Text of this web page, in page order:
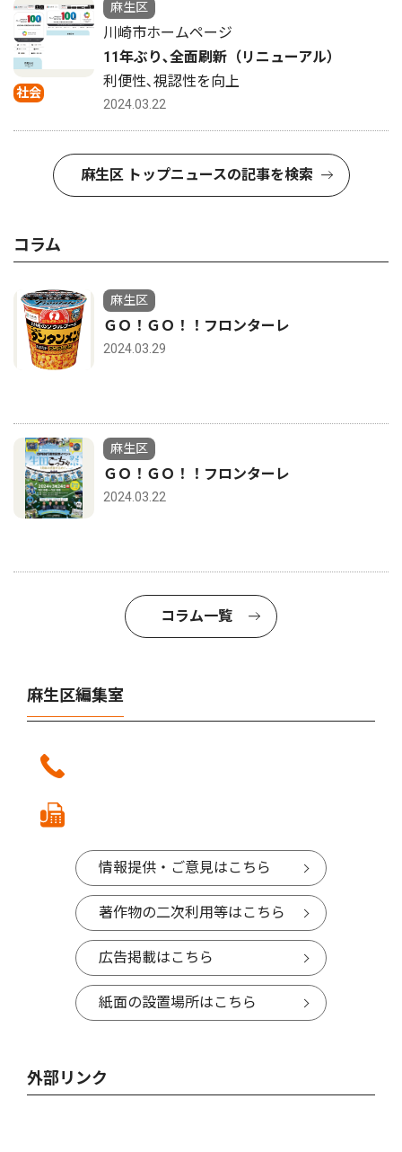
社会
麻生区
川崎市ホームページ
11年ぶり､全面刷新（リニューアル）
利便性､視認性を向上
2024.03.22
麻生区 トップニュースの記事を検索
コラム
麻生区
ＧＯ！ＧＯ！！フロンターレ
2024.03.29
麻生区
ＧＯ！ＧＯ！！フロンターレ
2024.03.22
コラム一覧
麻生区編集室
情報提供・ご意見はこちら
著作物の二次利用等はこちら
広告掲載はこちら
紙面の設置場所はこちら
外部リンク